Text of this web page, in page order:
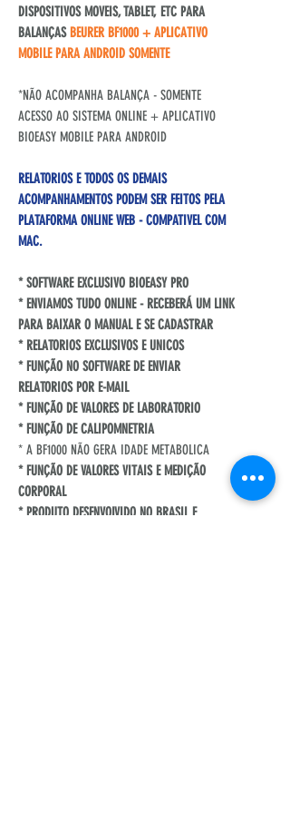
DISPOSITIVOS MOVEIS, TABLET, ETC PARA
BALANÇAS BEURER BF1000 + APLICATIVO
MOBILE PARA ANDROID SOMENTE
*NÃO ACOMPANHA BALANÇA - SOMENTE
ACESSO AO SISTEMA ONLINE + APLICATIVO
BIOEASY MOBILE PARA ANDROID
RELATORIOS E TODOS OS DEMAIS
ACOMPANHAMENTOS PODEM SER FEITOS PELA
PLATAFORMA ONLINE WEB - COMPATIVEL COM
MAC.
* SOFTWARE EXCLUSIVO BIOEASY PRO
* ENVIAMOS TUDO ONLINE - RECEBERÁ UM LINK
PARA BAIXAR O MANUAL E SE CADASTRAR
* RELATORIOS EXCLUSIVOS E UNICOS
* FUNÇÃO NO SOFTWARE DE ENVIAR
RELATORIOS POR E-MAIL
* FUNÇÃO DE VALORES DE LABORATORIO
* FUNÇÃO DE CALIPOMNETRIA
* A BF1000 NÃO GERA IDADE METABOLICA
* FUNÇÃO DE VALORES VITAIS E MEDIÇÃO
CORPORAL
* PRODUTO DESENVOLVIDO NO BRASIL E